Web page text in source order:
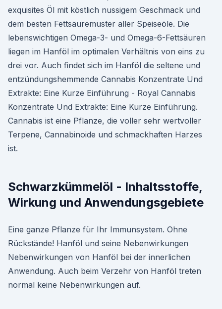
exquisites Öl mit köstlich nussigem Geschmack und
dem besten Fettsäuremuster aller Speiseöle. Die
lebenswichtigen Omega-3- und Omega-6-Fettsäuren
liegen im Hanföl im optimalen Verhältnis von eins zu
drei vor. Auch findet sich im Hanföl die seltene und
entzündungshemmende Cannabis Konzentrate Und
Extrakte: Eine Kurze Einführung - Royal Cannabis
Konzentrate Und Extrakte: Eine Kurze Einführung.
Cannabis ist eine Pflanze, die voller sehr wertvoller
Terpene, Cannabinoide und schmackhaften Harzes
ist.
Schwarzkümmelöl - Inhaltsstoffe,
Wirkung und Anwendungsgebiete
Eine ganze Pflanze für Ihr Immunsystem. Ohne
Rückstände! Hanföl und seine Nebenwirkungen
Nebenwirkungen von Hanföl bei der innerlichen
Anwendung. Auch beim Verzehr von Hanföl treten
normal keine Nebenwirkungen auf.